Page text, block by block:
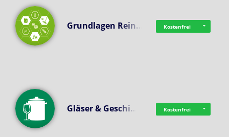
Grundlagen Rein… Kostenfrei
Gläser & Geschi… Kostenfrei